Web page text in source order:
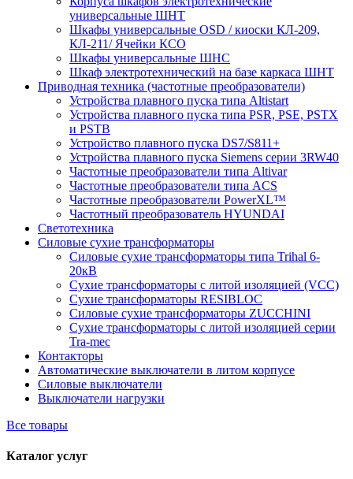
универсальные ШНТ
Шкафы универсальные OSD / киоски КЛ-209,
КЛ-211/ Ячейки КСО
Шкафы универсальные ШНС
Шкаф электротехнический на базе каркаса ШНТ
Приводная техника (частотные преобразователи)
Устройства плавного пуска типа Altistart
Устройства плавного пуска типа PSR, PSE, PSTX
и PSTB
Устройство плавного пуска DS7/S811+
Устройства плавного пуска Siemens серии 3RW40
Частотные преобразователи типа Altivar
Частотные преобразователи типа ACS
Частотные преобразователи PowerXL™
Частотный преобразователь HYUNDAI
Светотехника
Силовые сухие трансформаторы
Силовые сухие трансформаторы типа Trihal 6-
20кВ
Сухие трансформаторы с литой изоляцией (VCC)
Сухие трансформаторы RESIBLOC
Силовые сухие трансформаторы ZUCCHINI
Сухие трансформаторы с литой изоляцией серии
Tra-mec
Контакторы
Автоматические выключатели в литом корпусе
Силовые выключатели
Выключатели нагрузки
Все товары
Каталог услуг